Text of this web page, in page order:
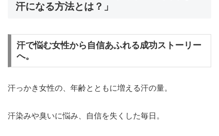
汗になる方法とは？」
汗で悩む女性から自信あふれる成功ストーリー
へ。
汗っかき女性の、年齢とともに増える汗の量。
汗染みや臭いに悩み、自信を失くした毎日。